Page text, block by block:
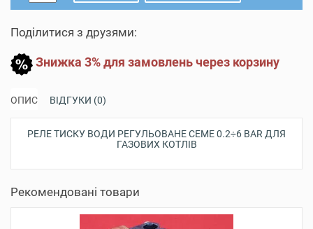
Поділитися з друзями:
Знижка 3% для замовлень через корзину
ОПИС ВІДГУКИ (0)
РЕЛЕ ТИСКУ ВОДИ РЕГУЛЬОВАНЕ CEME 0.2÷6 BAR ДЛЯ
ГАЗОВИХ КОТЛІВ
Рекомендовані товари